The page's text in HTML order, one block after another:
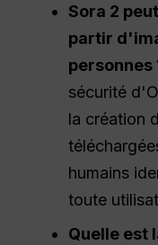
Sora 2
partir
personnes
sécurité
la création
humains
toute
Quelle est